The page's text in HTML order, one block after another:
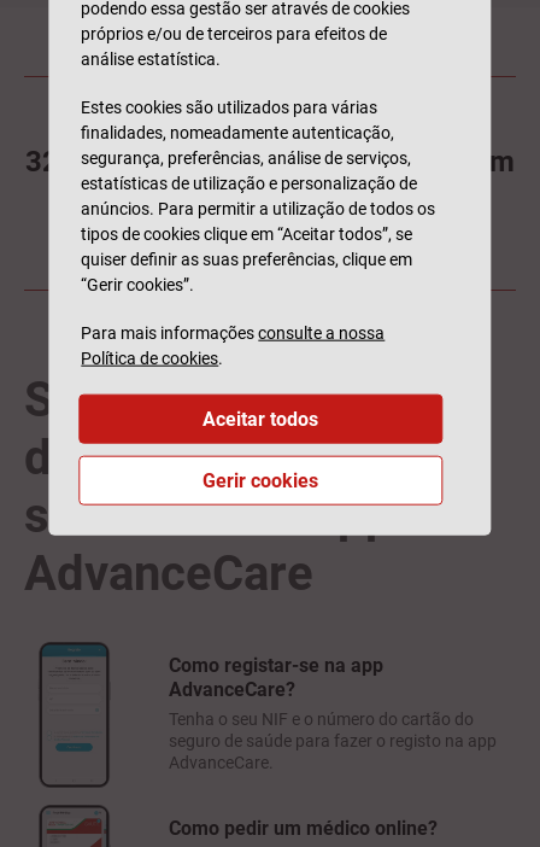
32,3% da população em Portugal tem
seguro de saúde.
Fonte:Observatório dos Seguros de Saúde - 2024
Simplifique a gestão
do seu seguro de
saúde com a app
AdvanceCare
Como registar-se na app
AdvanceCare?
Tenha o seu NIF e o número do cartão do
seguro de saúde para fazer o registo na app
AdvanceCare.
Como pedir um médico online?
podendo essa gestão ser através de cookies
próprios e/ou de terceiros para efeitos de
análise estatística.
Estes cookies são utilizados para várias
finalidades, nomeadamente autenticação,
segurança, preferências, análise de serviços,
estatísticas de utilização e personalização de
anúncios. Para permitir a utilização de todos os
tipos de cookies clique em “Aceitar todos”, se
quiser definir as suas preferências, clique em
“Gerir cookies”.
Para mais informaçõesconsulte a nossa
Política de cookies.
Gerir cookies
Aceitar todos